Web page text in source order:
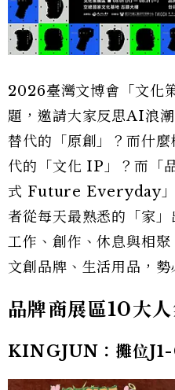
2026臺灣文博會「文化
題，邀請大家反思AI浪
替代的「原創」？而什
代的「文化 IP」？而「
式 Future Everyday」
者從每天最熟悉的「家
工作、創作、休息與相聚
文創品牌、生活用品，勢
品牌商展區10大
KINGJUN：攤位